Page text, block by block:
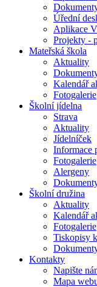
Úřední
Aplikace
Projekty -
Mateřská škola
Aktuality
Kalendář
Fotogalerie
Školní jídelna
Strava
Aktuality
Jídelníček
Informace
Fotogalerie
Alergeny
Školní družina
Aktuality
Kalendář
Fotogalerie
Tiskopisy
Kontakty
Napište
Mapa